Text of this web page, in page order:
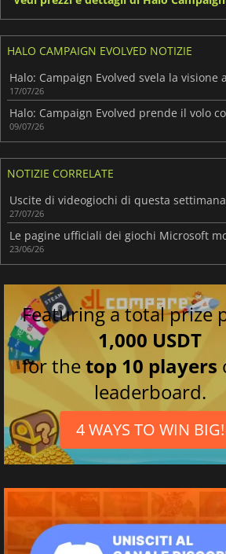
HALO CAMPAIGN EVOLVED NOTIZIE
17/07/26
09/07/26
NOTIZIE CORRELATE
27/07/26
23/06/26
Featuring a total prize
1,000 USDT
for thetop 10 players
leaderboard.
4 WAYS TO WIN BIG!